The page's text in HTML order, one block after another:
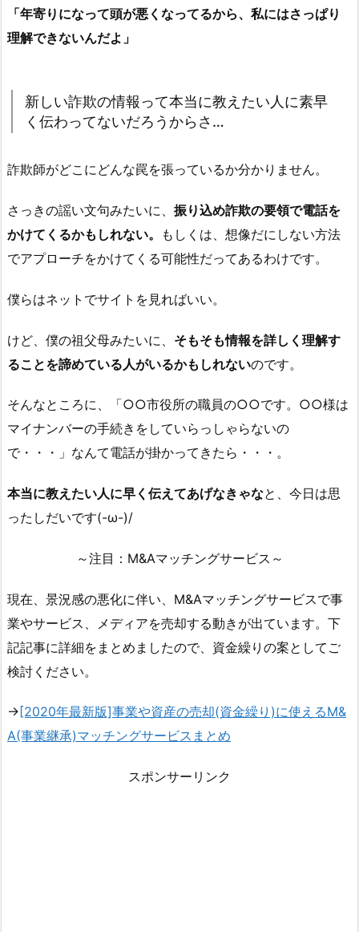
「年寄りになって頭が悪くなってるから、私にはさっぱり
理解できないんだよ」
新しい詐欺の情報って本当に教えたい人に素早
く伝わってないだろうからさ…
詐欺師がどこにどんな罠を張っているか分かりません。
さっきの謡い文句みたいに、 振り込め詐欺の要領で電話を
かけてくるかもしれない。
もしくは、想像だにしない方法
でアプローチをかけてくる可能性だってあるわけです。
僕らはネットでサイトを見ればいい。
けど、僕の祖父母みたいに、 そもそも情報を詳しく理解す
ることを諦めている人がいるかもしれないのです。
そんなところに、「○○市役所の職員の○○です。○○様は
マイナンバーの手続きをしていらっしゃらないの
で・・・」なんて電話が掛かってきたら・・・。
本当に教えたい人に早く伝えてあげなきゃなと、今日は思
ったしだいです(-ω-)/
～注目：M&Aマッチングサービス～
現在、景況感の悪化に伴い、M&Aマッチングサービスで事
業やサービス、メディアを売却する動きが出ています。下
記記事に詳細をまとめましたので、資金繰りの案としてご
検討ください。
→ [2020年最新版]事業や資産の売却(資金繰り)に使えるM&
A(事業継承)マッチングサービスまとめ
スポンサーリンク